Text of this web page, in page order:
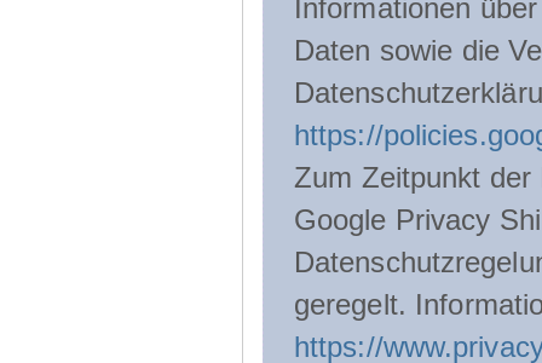
Informationen
Daten sowie die
https://
Zum Zeitpunkt der
Google Privacy
geregelt.
https://